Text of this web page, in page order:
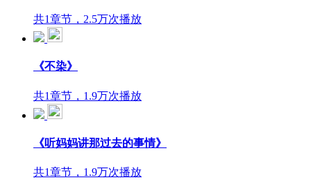
共1章节，2.5万次播放
《不染》
共1章节，1.9万次播放
《听妈妈讲那过去的事情》
共1章节，1.9万次播放